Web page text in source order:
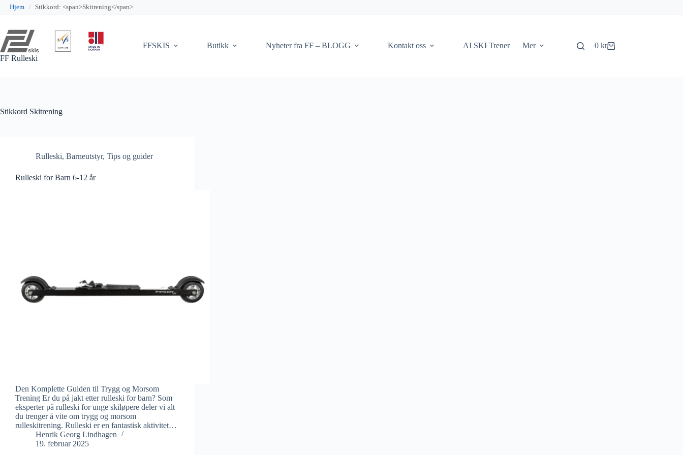
Hjem / Stikkord: <span>Skitrening</span>
innholdet
FF Rulleski
FFSKIS Butikk Nyheter fra FF – BLOGG Kontakt oss AI SKI Trener Mer Handlekurv
0 kr
Stikkord Skitrening
Rulleski, Barneutstyr, Tips og guider
Rulleski for Barn 6-12 år
Den Komplette Guiden til Trygg og Morsom
Trening Er du på jakt etter rulleski for barn? Som
eksperter på rulleski for unge skiløpere deler vi alt
du trenger å vite om trygg og morsom
rulleskitrening. Rulleski er en fantastisk aktivitet…
Henrik Georg Lindhagen
19. februar 2025